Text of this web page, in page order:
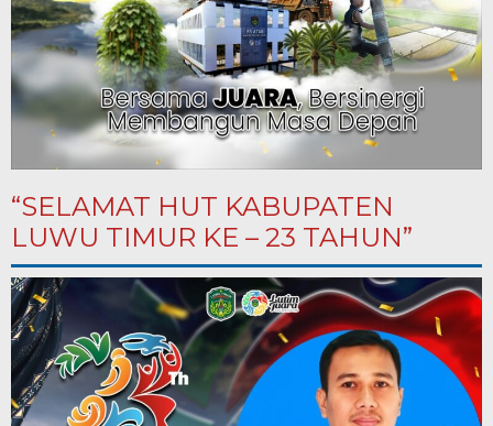
“SELAMAT HUT KABUPATEN
LUWU TIMUR KE – 23 TAHUN”